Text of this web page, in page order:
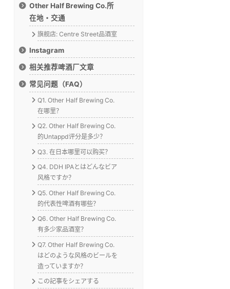
Other Half Brewing Co.所
在地・交通
旗舰店: Centre Street品酒室
Instagram
相关推荐啤酒厂文章
常见问题（FAQ）
Q1. Other Half Brewing Co.
在哪里？
Q2. Other Half Brewing Co.
的Untappd评分是多少？
Q3. 在日本哪里可以购买？
Q4. DDH IPAとはどんなビア
风格ですか？
Q5. Other Half Brewing Co.
的代表性啤酒有哪些？
Q6. Other Half Brewing Co.
有多少家品酒室？
Q7. Other Half Brewing Co.
はどのような风格のビールを
造っていますか？
この記事をシェアする